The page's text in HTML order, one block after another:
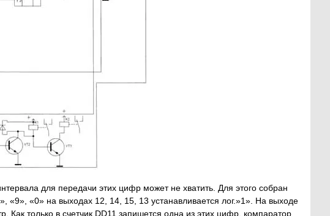
для передачи этих цифр может не хватить. Для этого собран
«9», «0» на выходах 12, 14, 15, 13 устанавливается лог.»1». На выходе
Как только в счетчик DD11 запишется одна из этих цифр, компаратор